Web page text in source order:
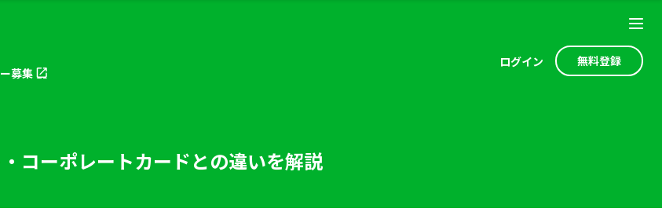
募集
ログイン 無料登録
コーポレートカードとの違いを解説